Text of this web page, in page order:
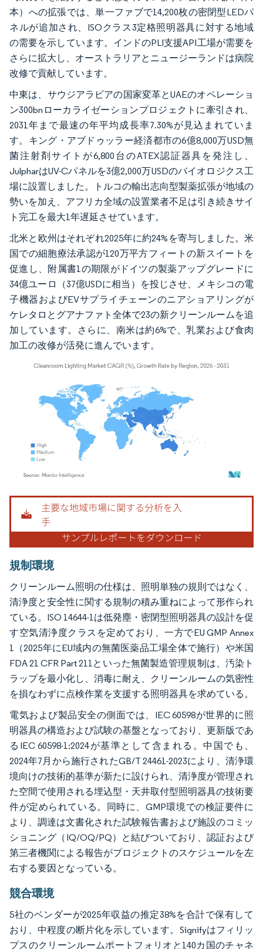
本）への拡張では、単一ファブで14,200枚の密閉型LEDパ
ネルが追加され、ISOクラス3定格照明器具に対する地域
の需要を示しています。インドのPLI支援API工場が需要を
さらに拡大し、オーストラリアとニュージーランドは病院
改修で貢献しています。
中東は、サウジアラビアの国家変革とUAEのオペレーショ
ン300bnローカライゼーションプロジェクトに牽引され、
2031年まで最速の年平均成長率7.30%が見込まれていま
す。キング・アブドゥッラー経済都市の6億8,000万USD無
菌注射剤サイトが6,800台のATEX認証器具を発注し、
JulpharはUV-Cパネルを3億2,000万USDのバイオロジクス工
場に設置しました。トルコの輸出志向型製薬拡張が地域の
勢いを加え、アフリカ全域の設置業者不足は引き続きサイ
ト完工を最大1年遅延させています。
北米と欧州はそれぞれ2025年に約24%を寄与しました。米
国での細胞療法承認が120万平方フィートの新スイートを
促進し、附属書1の期限がドイツの製薬アップグレードに
34億ユーロ（37億USDに相当）を投じさせ、メキシコの電
子機器およびEVサプライチェーンのニアショアリングが
ケレタロとグアナファト全体で23の新クリーンルームを追
加しています。さらに、南米は約6%で、乳業および食肉
加工の改修が活発に進んでいます。
画像 © Mordor Intelligence。再利用にはCC BY 4.0の表示が必要です。
規制環境
クリーンルーム照明の仕様は、照明単独の規則ではなく、
清浄度と安全性に関する規制の積み重ねによって形作られ
ている。ISO 14644-1は低発塵・密閉型照明器具の設計を促
す空気清浄度クラスを定めており、一方でEU GMP Annex
1（2025年にEU域内の無菌医薬品工場全体で施行）や米国
FDA 21 CFR Part 211といった無菌製造管理規制は、汚染ト
ラップを最小化し、消毒に耐え、クリーンルームの気密性
を損なわずに点検作業を支援する照明器具を求めている。
電気および製品安全の側面では、IEC 60598が世界的に照
明器具の構造および試験の基盤となっており、更新版であ
るIEC 60598-1:2024が基準として含まれる。中国でも、
2024年7月から施行されたGB/T 24461-2023により、清浄環
境向けの技術的基準が新たに設けられ、清浄度が管理され
た空間で使用される埋込型・天井取付型照明器具の技術要
件が定められている。同時に、GMP環境での検証要件に
より、調達は文書化された試験報告書および施設のコミッ
ショニング（IQ/OQ/PQ）と結びついており、認証および
第三者機関による報告がプロジェクトのスケジュールを左
右する要因となっている。
競合環境
5社のベンダーが2025年収益の推定38%を合計で保有して
おり、中程度の断片化を示しています。Signifyはフィリッ
プスのクリーンルームポートフォリオと140カ国のチャネ